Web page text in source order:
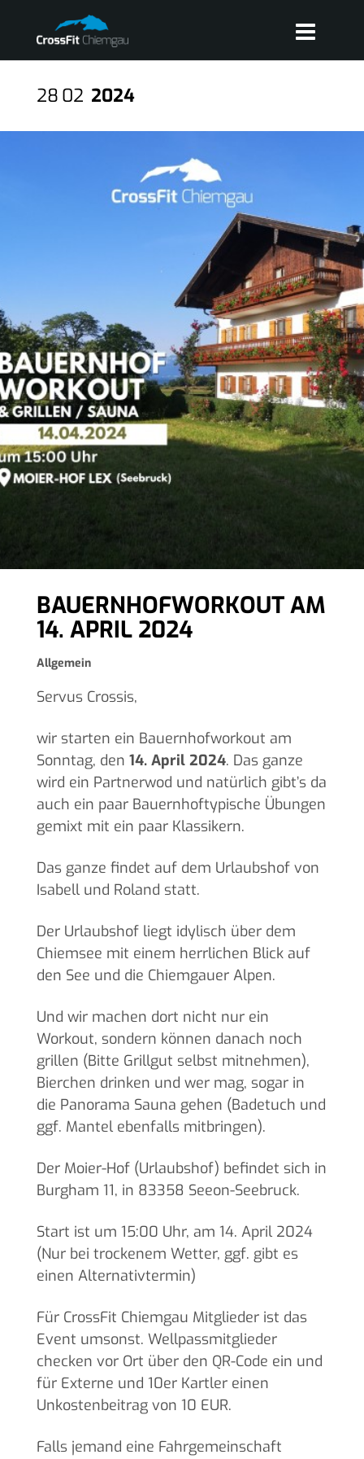
28 02 2024
BAUERNHOFWORKOUT AM
14. APRIL 2024
Allgemein
Servus Crossis,
wir starten ein Bauernhofworkout am
Sonntag, den 14. April 2024. Das ganze
wird ein Partnerwod und natürlich gibt’s da
auch ein paar Bauernhoftypische Übungen
gemixt mit ein paar Klassikern.
Das ganze findet auf dem Urlaubshof von
Isabell und Roland statt.
Der Urlaubshof liegt idylisch über dem
Chiemsee mit einem herrlichen Blick auf
den See und die Chiemgauer Alpen.
Und wir machen dort nicht nur ein
Workout, sondern können danach noch
grillen (Bitte Grillgut selbst mitnehmen),
Bierchen drinken und wer mag, sogar in
die Panorama Sauna gehen (Badetuch und
ggf. Mantel ebenfalls mitbringen).
Der Moier-Hof (Urlaubshof) befindet sich in
Burgham 11, in 83358 Seeon-Seebruck.
Start ist um 15:00 Uhr, am 14. April 2024
(Nur bei trockenem Wetter, ggf. gibt es
einen Alternativtermin)
Für CrossFit Chiemgau Mitglieder ist das
Event umsonst. Wellpassmitglieder
checken vor Ort über den QR-Code ein und
für Externe und 10er Kartler einen
Unkostenbeitrag von 10 EUR.
Falls jemand eine Fahrgemeinschaft